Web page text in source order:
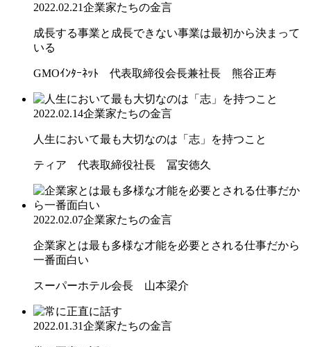
2022.02.21企業家たちの金言
成長する事業と成長できない事業は最初から決まって
いる
GMOｲﾝﾀｰﾈｯﾄ 代表取締役会長兼社長 熊谷正寿
2022.02.14企業家たちの金言
人生において最も大切なのは「志」を持つこと
ティア 代表取締役社長 冨安徳久
2022.02.07企業家たちの金言
企業家とは最も多様な才能を必要とされる仕事だから
一番面白い
スーパーホテル会長 山本梁介
2022.01.31企業家たちの金言